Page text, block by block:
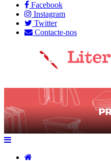
Facebook
Instagram
Twitter
Contacte-nos